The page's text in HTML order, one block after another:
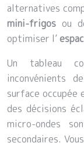
alternatives
mini-frigos ou
optimiser l’
Un tableau
inconvénients
surface occupée
des décisions
micro-ondes
secondaires.